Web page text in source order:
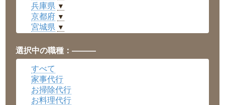
兵庫県 ▼
京都府 ▼
宮城県 ▼
福井県 ▼
岡山県 ▼
広島県
沖縄県 ▼
選択中の職種：———
すべて
家事代行
お掃除代行
お料理代行